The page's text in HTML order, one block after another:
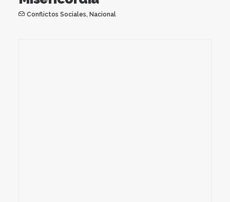
Conflictos Sociales, Nacional